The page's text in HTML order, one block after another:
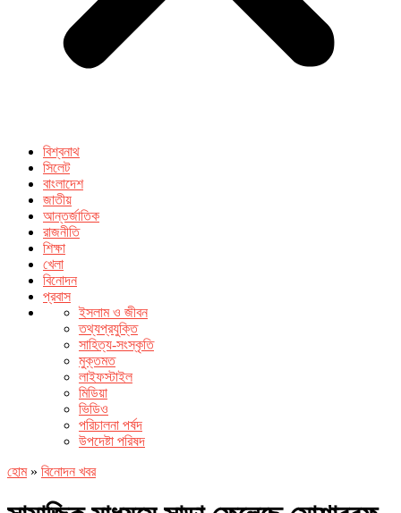
বিশ্বনাথ
সিলেট
বাংলাদেশ
জাতীয়
আন্তর্জাতিক
রাজনীতি
শিক্ষা
খেলা
বিনোদন
প্রবাস
ইসলাম ও জীবন
তথ্যপ্রযুক্তি
সাহিত্য-সংস্কৃতি
মুক্তমত
লাইফস্টাইল
মিডিয়া
ভিডিও
পরিচালনা পর্ষদ
উপদেষ্টা পরিষদ
হোম» বিনোদন খবর